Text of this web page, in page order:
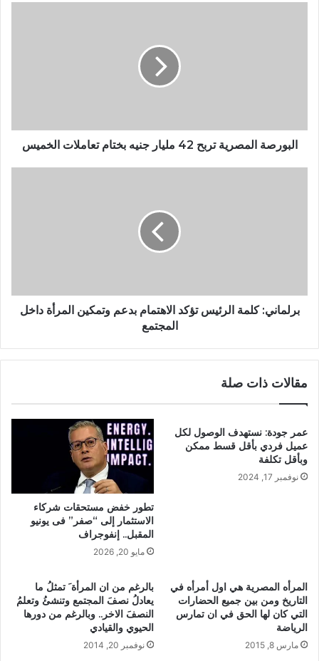
البورصة المصرية تربح 42 مليار جنيه بختام تعاملات الخميس
برلماني: كلمة الرئيس تؤكد الاهتمام بدعم وتمكين المرأة داخل
المجتمع‎
مقالات ذات صلة
عمر جودة: نستهدف الوصول لكل
عميل فردي بأقل قسط ممكن
وبأقل تكلفة
نوفمبر 17, 2024
تطور خفض مستحقات شركاء
الاستثمار إلى “صفر” فى يونيو
المقبل.. إنفوجراف
مايو 20, 2026
المرأه المصرية هي اول أمرأه في
التاريخ ومن بين جميع الحضارات
التي كان لها الحق في ان تمارس
الرياضة
مارس 8, 2015
بالرغم من ان المرأة َ تمثلُ ما
يعادلُ نصفَ المجتمع وتنشئُ وتعلمُ
النصفَ الاخر.. وبالرغم من دورها
الحيوي والقيادي
نوفمبر 20, 2014